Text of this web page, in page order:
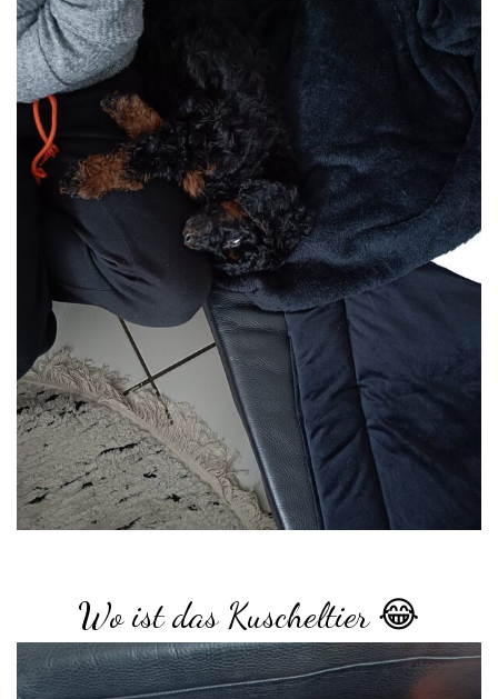
Wo ist das Kuscheltier 😂